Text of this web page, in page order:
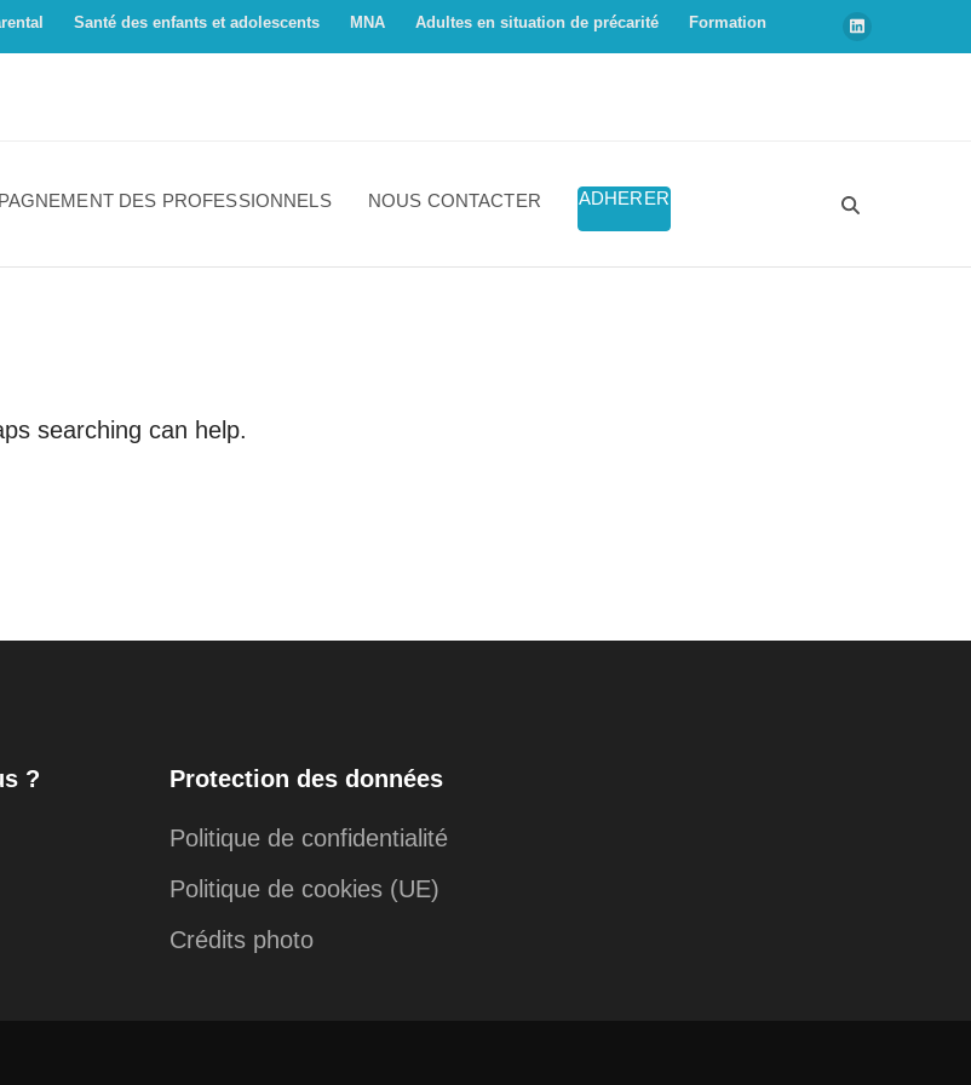
Santé des enfants et adolescents MNA Adultes en situation de précarité Formation
DES PROFESSIONNELS NOUS CONTACTER ADHERER
searching can help.
? Protection des données
Politique de confidentialité
Politique de cookies (UE)
Crédits photo